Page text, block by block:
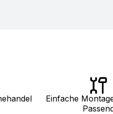
Einfache